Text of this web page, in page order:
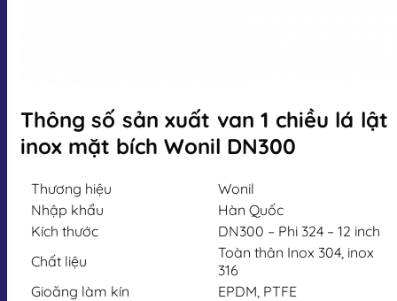
Thông số sản xuất van 1 chiều lá lật
inox mặt bích Wonil DN300
Thương hiệu
Wonil
Nhập khẩu
Hàn Quốc
Kích thước
DN300 – Phi 324 – 12 inch
Chất liệu
Toàn thân Inox 304, inox
316
Gioăng làm kín
EPDM, PTFE